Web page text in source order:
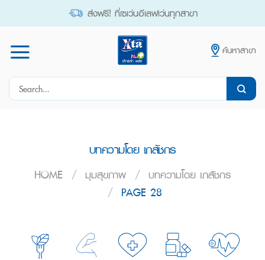
ส่งฟรี! ที่เซเว่นอีเลฟเว่นทุกสาขา
ค้นหาสาขา
Search
บทความโดย เภสัชกร
HOME / มุมสุขภาพ / บทความโดย เภสัชกร
/ PAGE 28